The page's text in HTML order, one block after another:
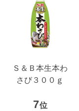
Ｓ＆Ｂ本生本わ
さび３００ｇ
7位